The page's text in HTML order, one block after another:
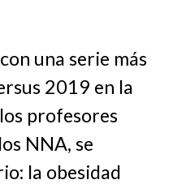
una serie más
2019 en la
profesores
NNA, se
la obesidad